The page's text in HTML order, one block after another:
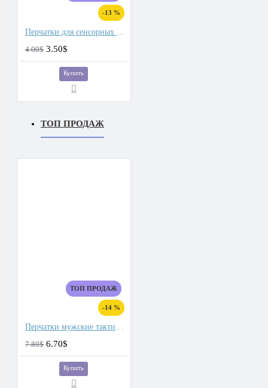
-13 %
Перчатки для сенсорных экранов мужские флис, подкладка плюш двойной
4.00$ 3.50$
Купить
ТОП ПРОДАЖ
ТОП ПРОДАЖ
-14 %
Перчатки мужские тактические
7.80$ 6.70$
Купить